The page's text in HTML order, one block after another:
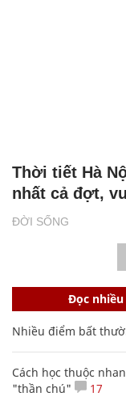
ĐỜI SỐNG
Thời tiết Hà
nhất cả đợt,
Đọc nhiều
Nhiều điểm bất
Cách học thuộc
"thần chú"
17